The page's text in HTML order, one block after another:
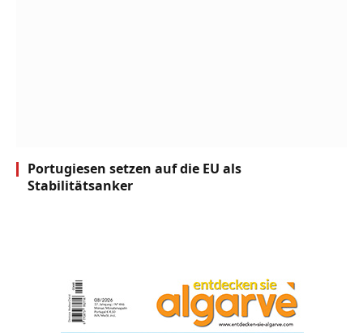
Portugiesen setzen auf die EU als
Stabilitätsanker